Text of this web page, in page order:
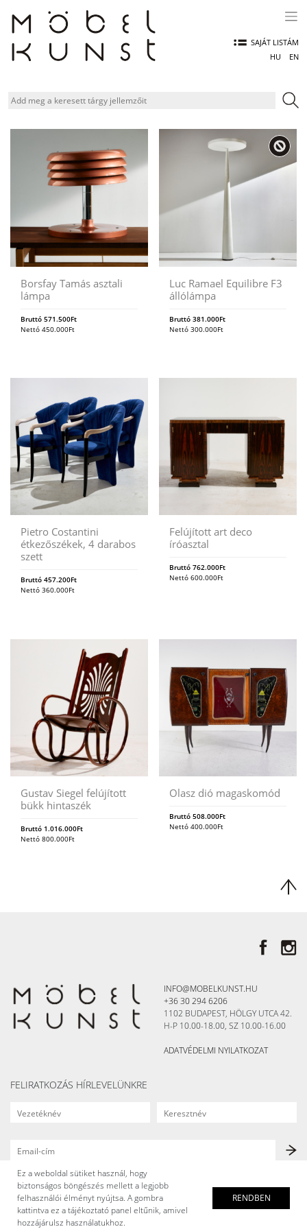
content
SAJÁT LISTÁM
HU
EN
Borsfay Tamás asztali
lámpa
Bruttó 571.500Ft
Nettó 450.000Ft
Luc Ramael Equilibre F3
állólámpa
Bruttó381.000Ft
Nettó300.000Ft
Pietro Costantini
étkezőszékek, 4 darabos
szett
Bruttó 457.200Ft
Nettó 360.000Ft
Felújított art deco
íróasztal
Bruttó762.000Ft
Nettó600.000Ft
Gustav Siegel felújított
bükk hintaszék
Bruttó 1.016.000Ft
Nettó 800.000Ft
Olasz dió magaskomód
Bruttó508.000Ft
Nettó400.000Ft
INFO@MOBELKUNST.HU
+36 30 294 6206
1102 BUDAPEST, HÖLGY UTCA 42.
H-P 10.00-18.00, SZ 10.00-16.00
ADATVÉDELMI NYILATKOZAT
FELIRATKOZÁS HÍRLEVELÜNKRE
Ez a weboldal sütiket használ, hogy
biztonságos böngészés mellett a legjobb
felhasználói élményt nyújtsa. A gombra
kattintva ez a tájékoztató panel eltűnik, amivel
hozzájárulsz használatukhoz.
RENDBEN